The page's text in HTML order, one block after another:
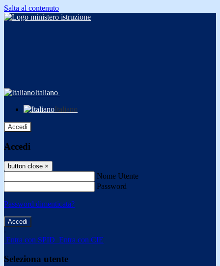
Salta al contenuto
Italiano
Italiano
Accedi
Accedi
button close ×
Nome Utente
Password
Password dimenticata?
-
Entra con SPID Entra con CIE
Seleziona utente